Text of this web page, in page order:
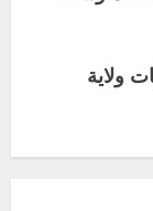
ولاية